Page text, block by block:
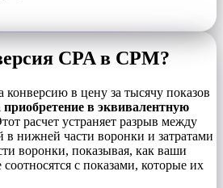
CPA в CPM?
конверсию в цену за тысячу показов
приобретение в эквивалентную
расчет устраняет разрыв между
в нижней части воронки и затратами
воронки, показывая, как ваши
с показами, которые их